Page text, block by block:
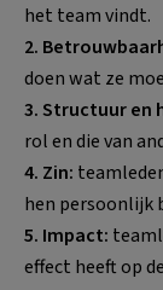
het team vindt.
2.
doen wat ze
3. Structuur en
rol en die van
4. Zin:
hen persoonlijk
5. Impact:
effect heeft op